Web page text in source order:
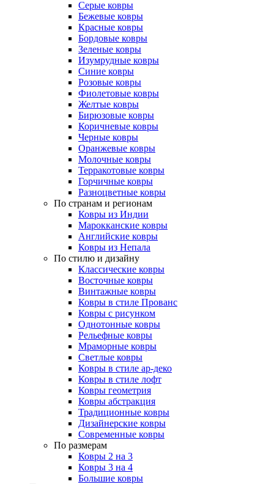
Серые ковры
Бежевые ковры
Красные ковры
Бордовые ковры
Зеленые ковры
Изумрудные ковры
Синие ковры
Розовые ковры
Фиолетовые ковры
Желтые ковры
Бирюзовые ковры
Коричневые ковры
Черные ковры
Оранжевые ковры
Молочные ковры
Терракотовые ковры
Горчичные ковры
Разноцветные ковры
По странам и регионам
Ковры из Индии
Марокканские ковры
Английские ковры
Ковры из Непала
По стилю и дизайну
Классические ковры
Восточные ковры
Винтажные ковры
Ковры в стиле Прованс
Ковры с рисунком
Однотонные ковры
Рельефные ковры
Мраморные ковры
Светлые ковры
Ковры в стиле ар-деко
Ковры в стиле лофт
Ковры геометрия
Ковры абстракция
Традиционные ковры
Дизайнерские ковры
Современные ковры
По размерам
Ковры 2 на 3
Ковры 3 на 4
Большие ковры